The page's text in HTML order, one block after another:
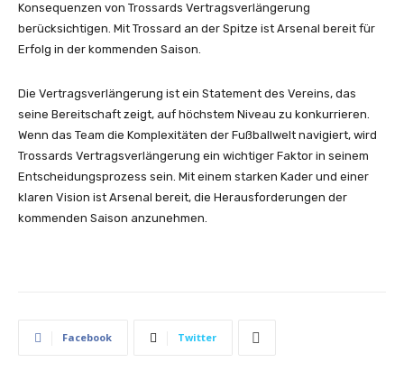
Konsequenzen von Trossards Vertragsverlängerung
berücksichtigen. Mit Trossard an der Spitze ist Arsenal bereit für
Erfolg in der kommenden Saison.
Die Vertragsverlängerung ist ein Statement des Vereins, das
seine Bereitschaft zeigt, auf höchstem Niveau zu konkurrieren.
Wenn das Team die Komplexitäten der Fußballwelt navigiert, wird
Trossards Vertragsverlängerung ein wichtiger Faktor in seinem
Entscheidungsprozess sein. Mit einem starken Kader und einer
klaren Vision ist Arsenal bereit, die Herausforderungen der
kommenden Saison anzunehmen.
Facebook Twitter